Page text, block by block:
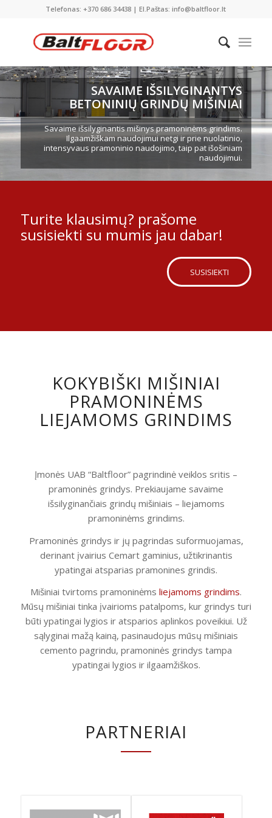
Telefonas: +370 686 34438 | El.Paštas: info@baltfloor.lt
SAVAIME IŠSILYGINANTYS
BETONINIŲ GRINDŲ MIŠINIAI
Savaime išsilyginantis mišinys pramoninėms grindims.
Ilgaamžiškam naudojimui netgi ir prie nuolatinio,
intensyvaus pramoninio naudojimo, taip pat išošiniam
naudojimui.
Turite klausimų? prašome
susisiekti su mumis jau dabar!
SUSISIEKTI
KOKYBIŠKI MIŠINIAI
PRAMONINĖMS
LIEJAMOMS GRINDIMS
Įmonės UAB “Baltfloor” pagrindinė veiklos sritis –
pramoninės grindys. Prekiaujame savaime
išsilyginančiais grindų mišiniais – liejamoms
pramoninėms grindims.
Pramoninės grindys ir jų pagrindas suformuojamas,
derinant įvairius Cemart gaminius, užtikrinantis
ypatingai atsparias pramonines grindis.
Mišiniai tvirtoms pramoninėms liejamoms grindims.
Mūsų mišiniai tinka įvairioms patalpoms, kur grindys turi
būti ypatingai lygios ir atsparios aplinkos poveikiui. Už
sąlyginai mažą kainą, pasinaudojus mūsų mišiniais
cemento pagrindu, pramoninės grindys tampa
ypatingai lygios ir ilgaamžiškos.
PARTNERIAI